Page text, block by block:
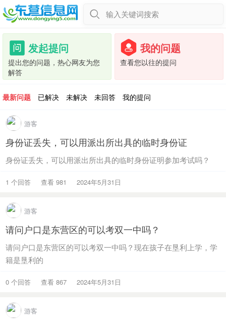
输入关键词搜索
发起提问
提出您的问题，热心网友为您
解答
我的问题
查看您以往的提问
最新问题 已解决 未解决 未回答 我的提问
游客
身份证丢失，可以用派出所出具的临时身份证
身份证丢失，可以用派出所出具的临时身份证明参加考试吗？
1 个回答 查看 981 2024年5月31日
游客
请问户口是东营区的可以考双一中吗？
请问户口是东营区的可以考双一中吗？现在孩子在垦利上学，学
籍是垦利的
0 个回答 查看 867 2024年5月31日
游客